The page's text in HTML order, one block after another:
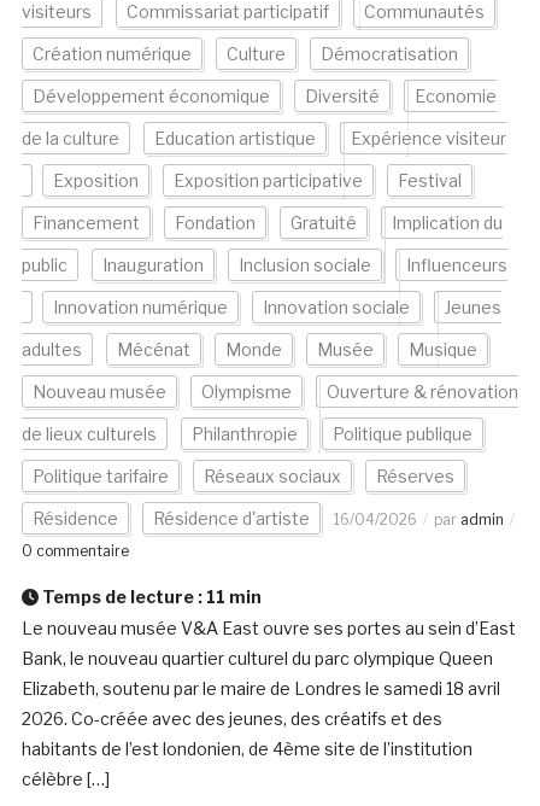
visiteurs Commissariat participatif Communautés
Création numérique Culture Démocratisation
Développement économique Diversité Economie
de la culture Education artistique Expérience visiteur
Exposition Exposition participative Festival
Financement Fondation Gratuité Implication du
public Inauguration Inclusion sociale Influenceurs
Innovation numérique Innovation sociale Jeunes
adultes Mécénat Monde Musée Musique
Nouveau musée Olympisme Ouverture & rénovation
de lieux culturels Philanthropie Politique publique
Politique tarifaire Réseaux sociaux Réserves
Résidence Résidence d'artiste 16/04/2026 par admin
0 commentaire
Temps de lecture : 11 min
Le nouveau musée V&A East ouvre ses portes au sein d’East
Bank, le nouveau quartier culturel du parc olympique Queen
Elizabeth, soutenu par le maire de Londres le samedi 18 avril
2026. Co-créée avec des jeunes, des créatifs et des
habitants de l’est londonien, de 4ème site de l’institution
célèbre […]